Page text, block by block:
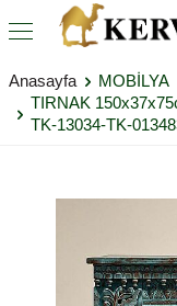
Anasayfa MOBİLYA
TIRNAK
TK-13034-TK-